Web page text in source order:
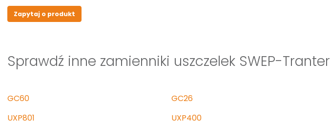
Zapytaj o produkt
Sprawdź inne zamienniki uszczelek SWEP-Tranter
GC60 GC26
UXP801
UXP400